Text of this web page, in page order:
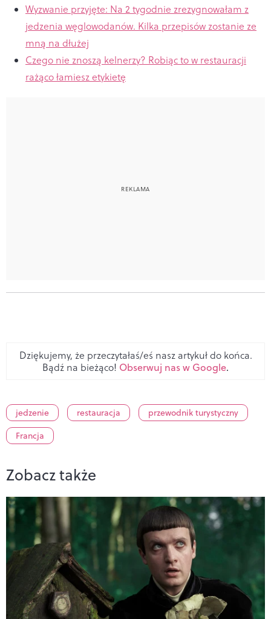
Wyzwanie przyjęte: Na 2 tygodnie zrezygnowałam z
jedzenia węglowodanów. Kilka przepisów zostanie ze
mną na dłużej
Czego nie znoszą kelnerzy? Robiąc to w restauracji
rażąco łamiesz etykietę
Dziękujemy, że przeczytałaś/eś nasz artykuł do końca.
Bądź na bieżąco! Obserwuj nas w Google.
jedzenie restauracja
przewodnik turystyczny
Francja
Zobacz także